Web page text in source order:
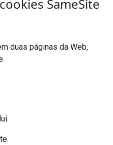
SameSite
duas páginas da Web,